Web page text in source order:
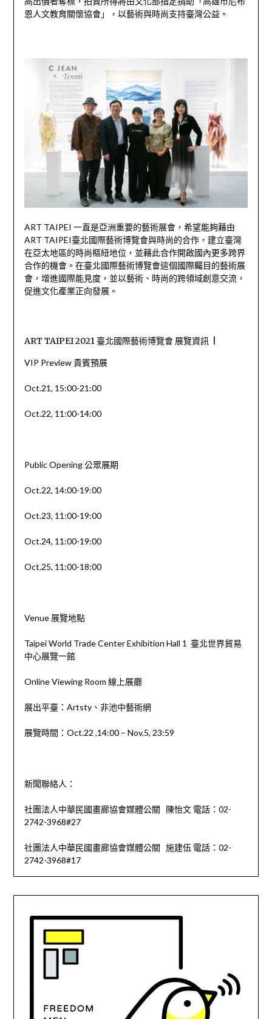
恩人文教育關懷協會」，以藝術與時尚支持臺灣公益。
ART TAIPEI 一直是亞洲重要的藝術展會，希望能夠藉由
ART TAIPEI臺北國際藝術博覽會與時尚的合作，建立臺灣
在亞太地區的時尚樞紐地位，並藉此合作開啟國內更多跨界
合作的機會。在臺北國際藝術博覽會這個國際矚目的藝術展
會，增進國際能見度，並以藝術、時尚的跨領域創意交流，
促進文化產業正向發展。
ART TAIPEI 2021 臺北國際藝術博覽會 展覽資訊 |
VIP Preview 貴賓預展
Oct.21, 15:00-21:00
Oct.22, 11:00-14:00
Public Opening 公眾展期
Oct.22, 14:00-19:00
Oct.23, 11:00-19:00
Oct.24, 11:00-19:00
Oct.25, 11:00-18:00
Venue 展覽地點
Taipei World Trade Center Exhibition Hall 1 臺北世界貿易
中心展覽一館
Online Viewing Room 線上展廳
展出平臺：Artsty、非池中藝術網
展覽時間：Oct.22 ,14:00 – Nov.5, 23:59
新聞聯絡人：
社團法人中華民國畫廊協會媒體公關 陳怡文 電話：02-
2742-3968#27
社團法人中華民國畫廊協會媒體公關 施建伍 電話：02-
2742-3968#17